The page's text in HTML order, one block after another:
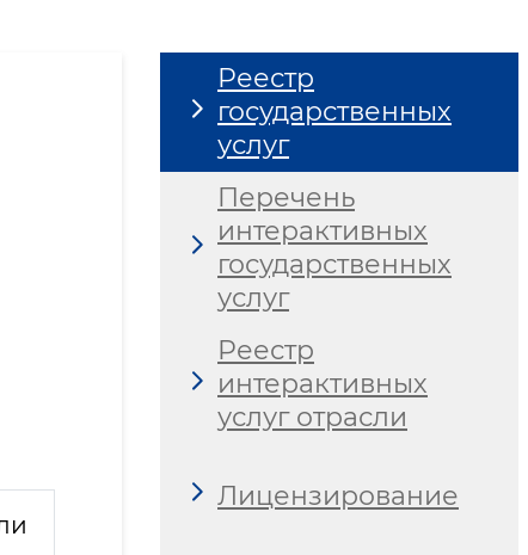
Реестр
государственных
услуг
Перечень
интерактивных
государственных
услуг
Реестр
интерактивных
услуг отрасли
Лицензирование